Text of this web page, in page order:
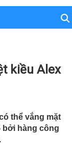
kiều Alex
thể vắng mặt
bởi hàng công